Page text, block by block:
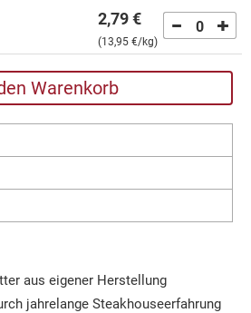
2,79 €
(13,95 €/kg)
0
Warenkorb
aus eigener Herstellung
jahrelange Steakhouseerfahrung